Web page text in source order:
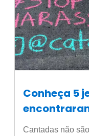
Conheça 5
assédio
Cantadas não